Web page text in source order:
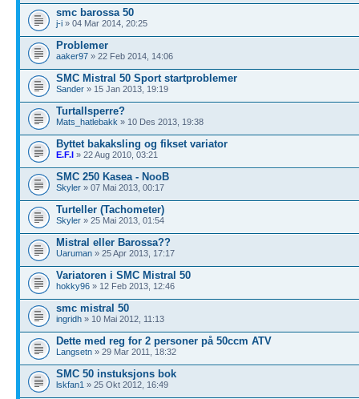
smc barossa 50
j-i » 04 Mar 2014, 20:25
Problemer
aaker97 » 22 Feb 2014, 14:06
SMC Mistral 50 Sport startproblemer
Sander » 15 Jan 2013, 19:19
Turtallsperre?
Mats_hatlebakk » 10 Des 2013, 19:38
Byttet bakaksling og fikset variator
E.F.I » 22 Aug 2010, 03:21
SMC 250 Kasea - NooB
Skyler » 07 Mai 2013, 00:17
Turteller (Tachometer)
Skyler » 25 Mai 2013, 01:54
Mistral eller Barossa??
Uaruman » 25 Apr 2013, 17:17
Variatoren i SMC Mistral 50
hokky96 » 12 Feb 2013, 12:46
smc mistral 50
ingridh » 10 Mai 2012, 11:13
Dette med reg for 2 personer på 50ccm ATV
Langsetn » 29 Mar 2011, 18:32
SMC 50 instuksjons bok
lskfan1 » 25 Okt 2012, 16:49